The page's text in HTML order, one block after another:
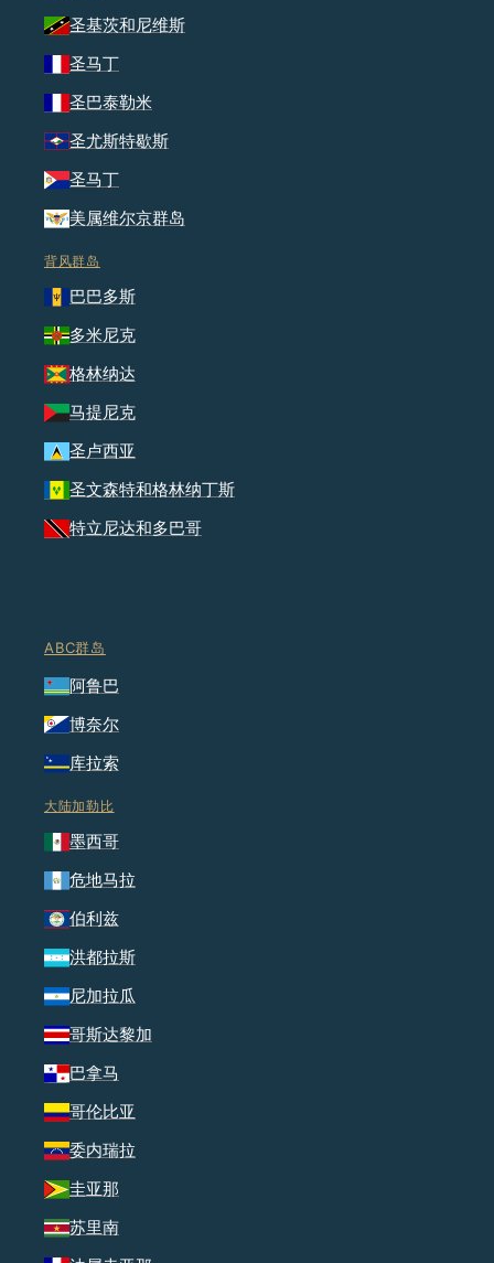
圣基茨和尼维斯
圣马丁
圣巴泰勒米
圣尤斯特歇斯
圣马丁
美属维尔京群岛
背风群岛
巴巴多斯
多米尼克
格林纳达
马提尼克
圣卢西亚
圣文森特和格林纳丁斯
特立尼达和多巴哥
ABC群岛
阿鲁巴
博奈尔
库拉索
大陆加勒比
墨西哥
危地马拉
伯利兹
洪都拉斯
尼加拉瓜
哥斯达黎加
巴拿马
哥伦比亚
委内瑞拉
圭亚那
苏里南